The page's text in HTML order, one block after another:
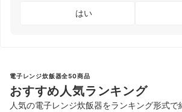
はい
電子レンジ炊飯器全50商品
おすすめ人気ランキング
人気の電子レンジ炊飯器をランキング形式で